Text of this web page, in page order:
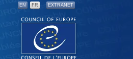
EN FR EXTRANET